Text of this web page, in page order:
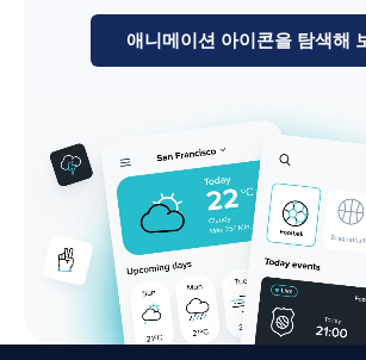
애니메이션 아이콘을 탐색해